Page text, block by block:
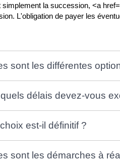
simplement la succession, <a
L'obligation de payer les
sont les différentes
délais devez-vous
est-il définitif ?
sont les démarches à